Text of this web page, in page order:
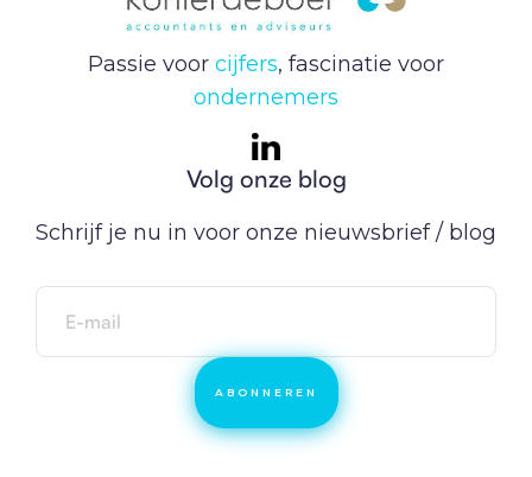
Passie voor cijfers, fascinatie voor
ondernemers
Volg onze blog
Schrijf je nu in voor onze nieuwsbrief / blog